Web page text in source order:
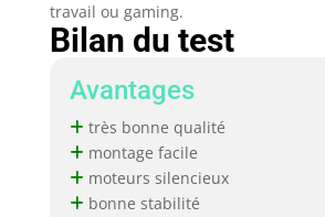
travail ou gaming.
Bilan du test
Avantages
très bonne qualité
montage facile
moteurs silencieux
bonne stabilité